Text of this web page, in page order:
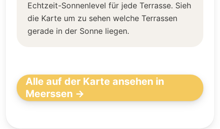
Echtzeit-Sonnenlevel für jede Terrasse. Sieh
die Karte um zu sehen welche Terrassen
gerade in der Sonne liegen.
Alle auf der Karte ansehen in
Meerssen →